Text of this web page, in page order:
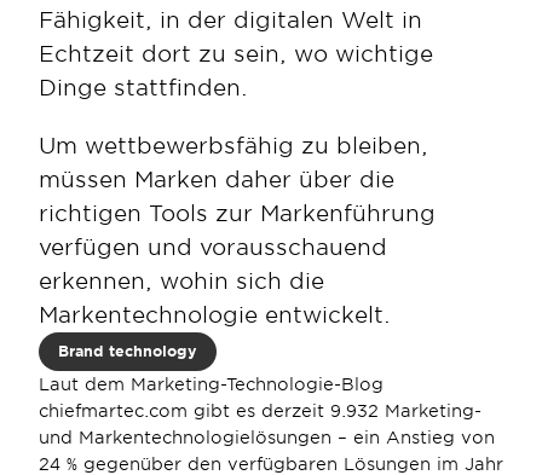
Fähigkeit, in der digitalen Welt in
Echtzeit dort zu sein, wo wichtige
Dinge stattfinden.
Um wettbewerbsfähig zu bleiben,
müssen Marken daher über die
richtigen Tools zur Markenführung
verfügen und vorausschauend
erkennen, wohin sich die
Markentechnologie entwickelt.
Brand technology
Laut dem Marketing-Technologie-Blog
chiefmartec.com gibt es derzeit 9.932 Marketing-
und Markentechnologielösungen – ein Anstieg von
24 % gegenüber den verfügbaren Lösungen im Jahr